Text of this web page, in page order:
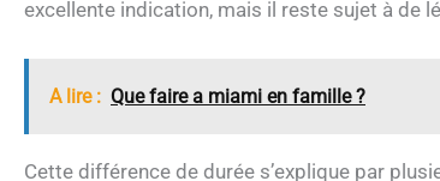
excellente indication, mais il reste sujet à de
A lire : Que faire a miami en famille ?
Cette différence de durée s’explique par